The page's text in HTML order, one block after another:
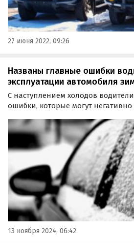
27 июня 2022, 09:26
Названы главные ошибки
эксплуатации автомобиля
С наступлением холодов
ошибки, которые могут негативно
рассказала директор
«Авилон» Александра Габараева.
13 ноября 2024, 06:42